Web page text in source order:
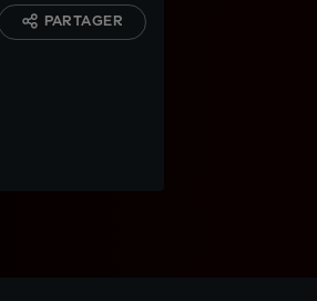
PARTAGER